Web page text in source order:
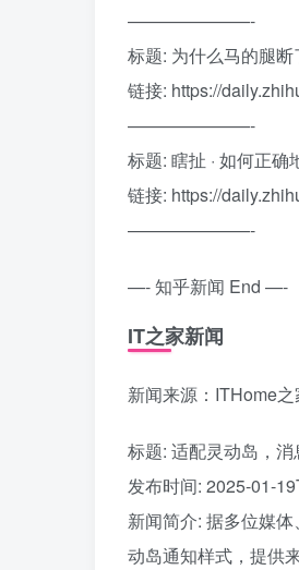
———————-
标题: 为什么马的腿断
链接: https://
———————-
标题: 瞎扯 · 如何正确
链接: https://
———————-
—- 知乎新闻 End —-
IT之家新闻
新闻来源：ITHome
标题: 适配灵动岛，
发布时间: 2025-01-
新闻简介: 据多位媒
动岛通知样式，提供